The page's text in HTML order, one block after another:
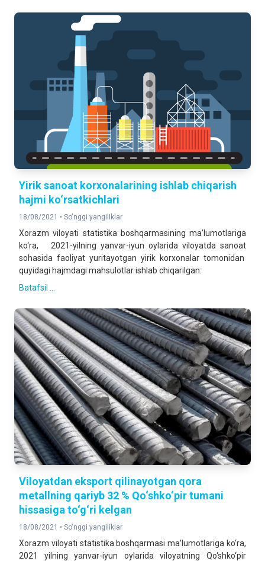
Yirik sanoat korxonalarining ishlab chiqarish
hajmi ko‘rsatkichlari
18/08/2021 • So'nggi yangiliklar
Xorazm viloyati statistika boshqarmasining ma’lumotlariga
ko‘ra, 2021-yilning yanvar-iyun oylarida viloyatda sanoat
sohasida faoliyat yuritayotgan yirik korxonalar tomonidan
quyidagi hajmdagi mahsulotlar ishlab chiqarilgan:
Batafsil ...
Viloyatdan eksport qilinayotgan qora
metallning qariyb 32 % Qo‘shko‘pir tumani
hissasiga to‘g‘ri kelgan
18/08/2021 • So'nggi yangiliklar
Xorazm viloyati statistika boshqarmasi ma’lumotlariga ko‘ra,
2021 yilning yanvar-iyun oylarida viloyatning Qo‘shko‘pir